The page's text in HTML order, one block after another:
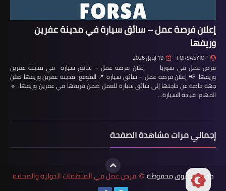
إعلان فرصة عمل – سائق سيارة في مدينة عفرين
وريفها
FORSASYJOP 19 أبريل 2026
فرص عمل في سوريا إعلان فرصة عمل – سائق سيارة في مدينة عفرين
وريفها 📢 إعلان فرصة عمل – سائق سيارة 📍 الموقع: مدينة عفرين وريفها تعلن
جهة خاصة عن حاجتها إلى سائق سيارة للعمل ضمن فريقها في عفرين وريفها. 🔹
المهام: قيادة السيارة…
إجمالي مرات مشاهدة الصفحة
جميع الحقوق محفوظة © فرص عمل في المنظمات الدولية والمحلية